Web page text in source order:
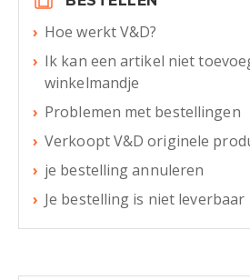
Hoe werkt V&D?
Ik kan een artikel niet
winkelmandje
Problemen met bestellingen
Verkoopt V&D originele
je bestelling annuleren
Je bestelling is niet leverbaar